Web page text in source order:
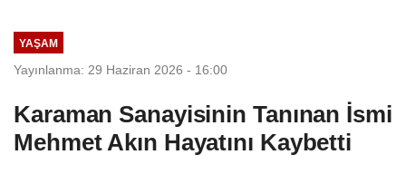
YAŞAM
Yayınlanma: 29 Haziran 2026 - 16:00
Karaman Sanayisinin Tanınan İsmi
Mehmet Akın Hayatını Kaybetti